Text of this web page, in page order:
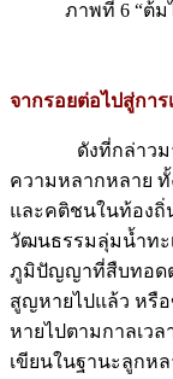
ภาพที่ 6 “ต้
จากรอยต่อไปสู่การ
ดังที่กล่าวมา "
ความหลากหลาย
และคติชนในท้องถิ่
วัฒนธรรมลุ่มน้ำทะ
ภูมิปัญญาที่สืบทอดต่
สูญหายไปแล้ว หรื
หายไปตามกาลเวล
เขียนในฐานะลูกห